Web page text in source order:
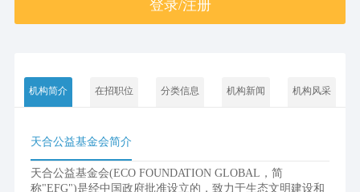
登录/注册
机构简介 在招职位 分类信息 机构新闻 机构风采
天合公益基金会简介
天合公益基金会(ECO FOUNDATION GLOBAL，简
称"EFG")是经中国政府批准设立的，致力于生态文明建设和